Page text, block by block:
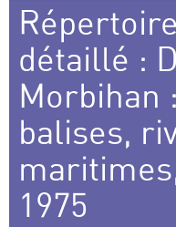
détaillé :
Morbihan
balises,
1975